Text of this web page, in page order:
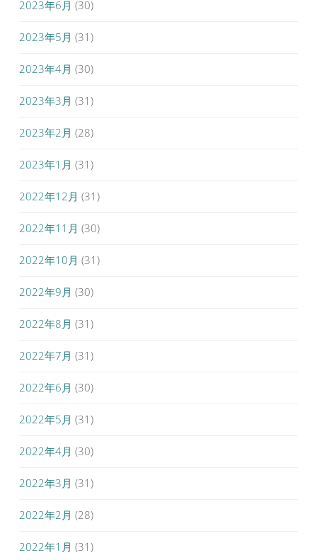
2023年6月 (30)
2023年5月 (31)
2023年4月 (30)
2023年3月 (31)
2023年2月 (28)
2023年1月 (31)
2022年12月 (31)
2022年11月 (30)
2022年10月 (31)
2022年9月 (30)
2022年8月 (31)
2022年7月 (31)
2022年6月 (30)
2022年5月 (31)
2022年4月 (30)
2022年3月 (31)
2022年2月 (28)
2022年1月 (31)